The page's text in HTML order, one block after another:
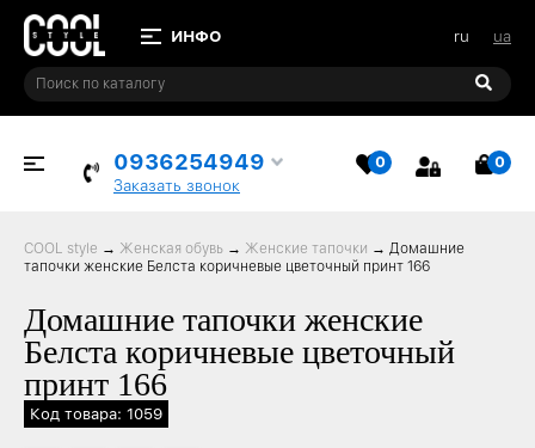
ru ua
0936254949
Заказать звонок
0
0ИЗБРАННОЕ
COOL style → Женская обувь → Женские тапочки → Домашние
тапочки женские Белста коричневые цветочный принт 166
Домашние тапочки женские
Белста коричневые цветочный
принт 166
Код товара: 1059